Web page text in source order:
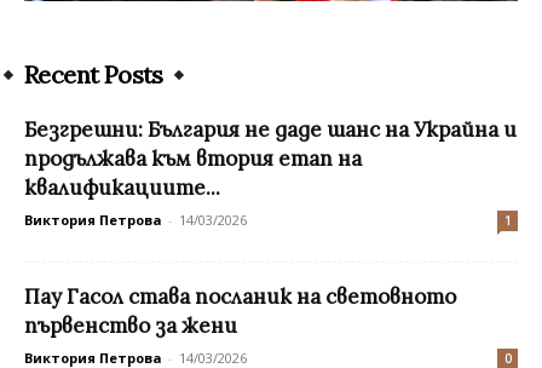
Recent Posts
Безгрешни: България не даде шанс на Украйна и
продължава към втория етап на
квалификациите...
Виктория Петрова - 14/03/2026 1
Пау Гасол става посланик на световното
първенство за жени
Виктория Петрова - 14/03/2026 0